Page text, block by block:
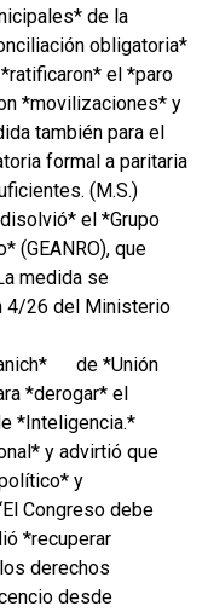
de la
obligatoria*
el *paro
*movilizaciones* y
también para el
formal a paritaria
(M.S.)
el *Grupo
(GEANRO), que
medida se
4/26 del Ministerio
de *Unión
*derogar* el
*Inteligencia.*
y advirtió que
y
Congreso debe
*recuperar
derechos
desde